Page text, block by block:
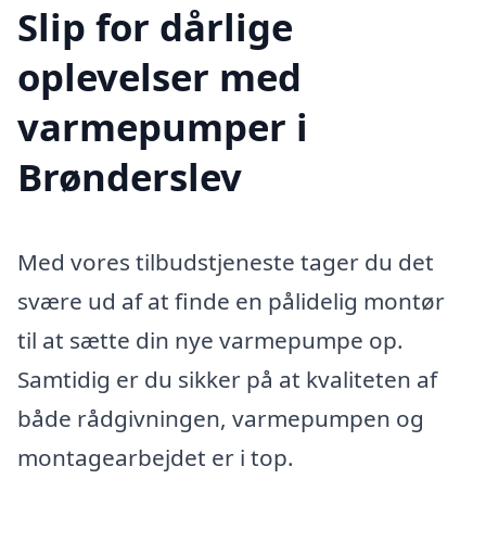
Slip for dårlige
oplevelser med
varmepumper i
Brønderslev
Med vores tilbudstjeneste tager du det
svære ud af at finde en pålidelig montør
til at sætte din nye varmepumpe op.
Samtidig er du sikker på at kvaliteten af
både rådgivningen, varmepumpen og
montagearbejdet er i top.